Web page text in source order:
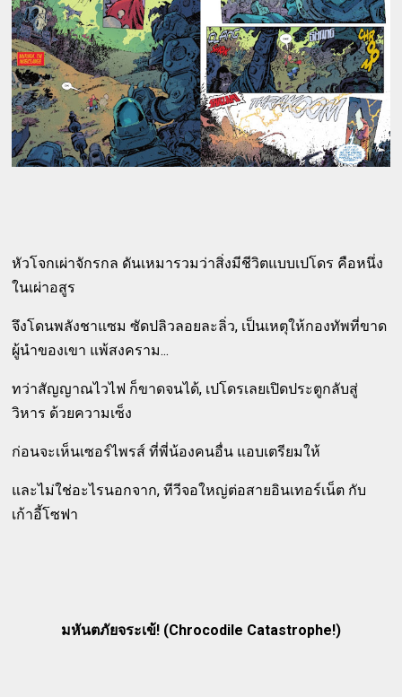
หัวโจกเผ่าจักรกล ดันเหมารวมว่าสิ่งมีชีวิตแบบเปโดร คือหนึ่ง
ในเผ่าอสูร
จึงโดนพลังชาแซม ซัดปลิวลอยละลิ่ว, เป็นเหตุให้กองทัพที่ขาด
ผู้นำของเขา แพ้สงคราม...
ทว่าสัญญาณไวไฟ ก็ขาดจนได้, เปโดรเลยเปิดประตูกลับสู่
วิหาร ด้วยความเซ็ง
ก่อนจะเห็นเซอร์ไพรส์ ที่พี่น้องคนอื่น แอบเตรียมให้
และไม่ใช่อะไรนอกจาก, ทีวีจอใหญ่ต่อสายอินเทอร์เน็ต กับ
เก้าอี้โซฟา
มหันตภัยจระเข้! (Chrocodile Catastrophe!)